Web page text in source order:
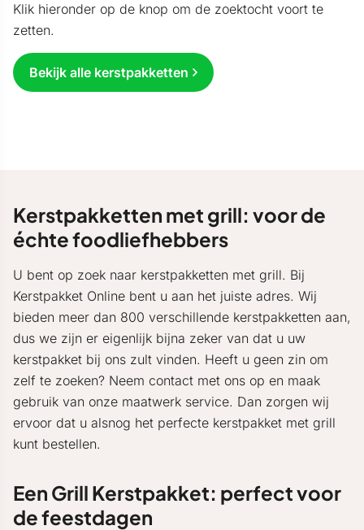
Klik hieronder op de knop om de zoektocht voort te
zetten.
Bekijk alle kerstpakketten
Kerstpakketten met grill: voor de
échte foodliefhebbers
U bent op zoek naar kerstpakketten met grill. Bij
Kerstpakket Online bent u aan het juiste adres. Wij
bieden meer dan 800 verschillende kerstpakketten aan,
dus we zijn er eigenlijk bijna zeker van dat u uw
kerstpakket bij ons zult vinden. Heeft u geen zin om
zelf te zoeken? Neem contact met ons op en maak
gebruik van onze maatwerk service. Dan zorgen wij
ervoor dat u alsnog het perfecte kerstpakket met grill
kunt bestellen.
Een Grill Kerstpakket: perfect voor
de feestdagen